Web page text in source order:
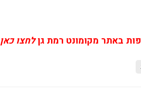
באתר מקומונט רמת גןלחצו כאן